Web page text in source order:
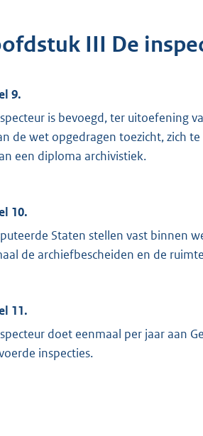
III De
9.
is bevoegd, ter uitoefening
de wet opgedragen toezicht, zich
een diploma archivistiek.
10.
Staten stellen vast binnen
de archiefbescheiden en de
11.
doet eenmaal per jaar aan
inspecties.